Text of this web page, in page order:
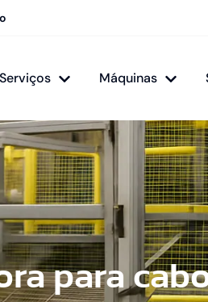
Serviços Máquinas
para